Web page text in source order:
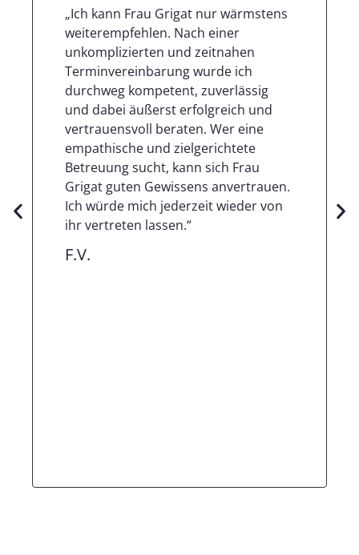
„Ich kann Frau Grigat nur wärmstens
weiterempfehlen. Nach einer
unkomplizierten und zeitnahen
Terminvereinbarung wurde ich
durchweg kompetent, zuverlässig
und dabei äußerst erfolgreich und
vertrauensvoll beraten. Wer eine
empathische und zielgerichtete
Betreuung sucht, kann sich Frau
Grigat guten Gewissens anvertrauen.
Ich würde mich jederzeit wieder von
ihr vertreten lassen.“
F.V.